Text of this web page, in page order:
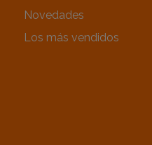
Novedades
Los más vendidos